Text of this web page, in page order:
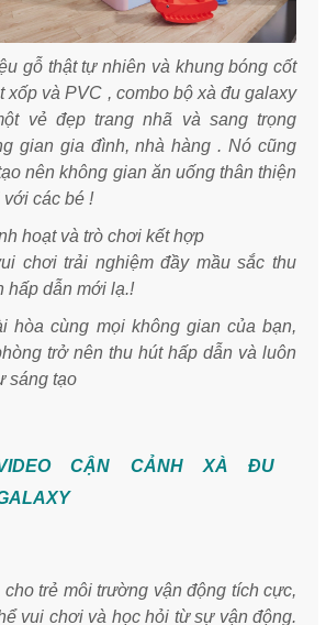
gỗ thật tự nhiên và khung bóng cốt
xốp và PVC , combo bộ xà đu galaxy
vẻ đẹp trang nhã và sang trọng
gian gia đình, nhà hàng . Nó cũng
nên không gian ăn uống thân thiện
với các bé !
hoạt và trò chơi kết hợp
chơi trải nghiệm đầy mầu sắc thu
hấp dẫn mới lạ.!
hòa cùng mọi không gian của bạn,
trở nên thu hút hấp dẫn và luôn
sáng tạo
CẬN CẢNH XÀ ĐU
cho trẻ môi trường vận động tích cực,
vui chơi và học hỏi từ sự vận động.